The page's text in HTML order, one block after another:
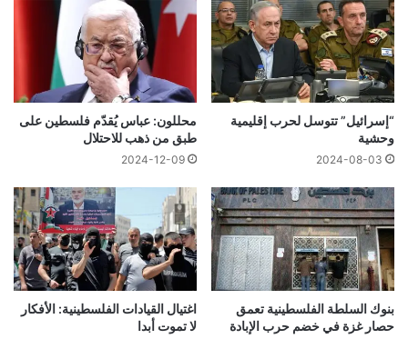
“إسرائيل” تتوسل لحرب إقليمية
وحشية
2024-08-03
محللون: عباس يُقدّم فلسطين على
طبق من ذهب للاحتلال
2024-12-09
بنوك السلطة الفلسطينية تعمق
حصار غزة في خضم حرب الإبادة
اغتيال القيادات الفلسطينية: الأفكار
لا تموت أبدا